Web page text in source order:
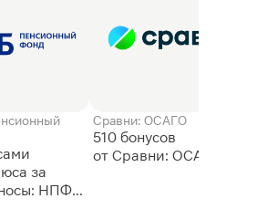
за
НПФ
Сравни: ОСАГО
510 бонусов